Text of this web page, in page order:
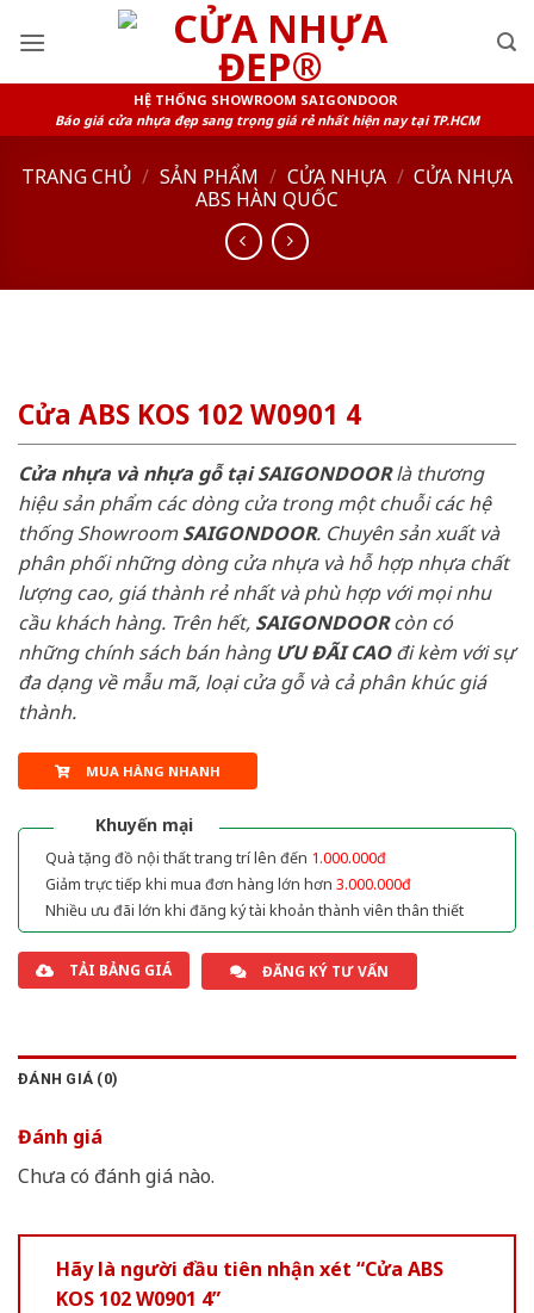
HỆ THỐNG SHOWROOM SAIGONDOOR
Báo giá cửa nhựa đẹp sang trọng giá rẻ nhất hiện nay tại TP.HCM
TRANG CHỦ / SẢN PHẨM / CỬA NHỰA / CỬA NHỰA
ABS HÀN QUỐC
Cửa ABS KOS 102 W0901 4
Cửa nhựa và nhựa gỗ tại SAIGONDOORlà thương
hiệu sản phẩm các dòng cửa trong một chuỗi các hệ
thống ShowroomSAIGONDOOR. Chuyên sản xuất và
phân phối những dòng cửa nhựa và hỗ hợp nhựa chất
lượng cao, giá thành rẻ nhất và phù hợp với mọi nhu
cầu khách hàng. Trên hết, SAIGONDOORcòn có
những chính sách bán hàng ƯU ĐÃI CAOđi kèm với sự
đa dạng về mẫu mã, loại cửa gỗ và cả phân khúc giá
thành.
MUA HÀNG NHANH
Khuyến mại
Quà tặng đồ nội thất trang trí lên đến 1.000.000đ
Giảm trực tiếp khi mua đơn hàng lớn hơn 3.000.000đ
Nhiều ưu đãi lớn khi đăng ký tài khoản thành viên thân thiết
TẢI BẢNG GIÁ ĐĂNG KÝ TƯ VẤN
ĐÁNH GIÁ (0)
Đánh giá
Chưa có đánh giá nào.
Hãy là người đầu tiên nhận xét “Cửa ABS
KOS 102 W0901 4”